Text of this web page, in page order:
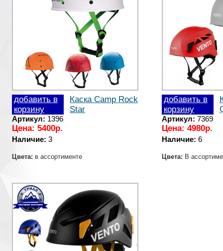
добавить в
корзину
Каска Camp Rock
Star
Артикул: 1396
Цена: 5400р.
Наличие: 3
Цвета: в ассортименте
добавить в
корзину
Артикул: 7369
Цена: 4980р.
Наличие: 6
Цвета: В